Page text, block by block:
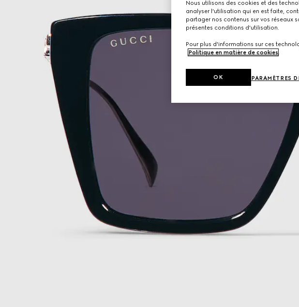
Nous utilisons des cookies et des
analyser l'utilisation qui en est faite,
partager nos contenus sur vos réseaux
présentes conditions d'utilisation.
Pour plus d'informations sur ces
Politique en matière de cookies
PARAMÈTRES
OK